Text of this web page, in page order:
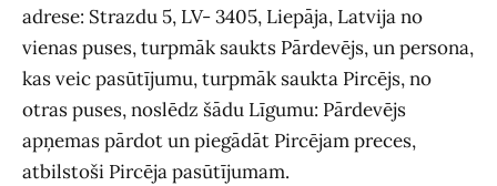
adrese: Strazdu 5, LV- 3405, Liepāja, Latvija no
vienas puses, turpmāk saukts Pārdevējs, un persona,
kas veic pasūtījumu, turpmāk saukta Pircējs, no
otras puses, noslēdz šādu Līgumu: Pārdevējs
apņemas pārdot un piegādāt Pircējam preces,
atbilstoši Pircēja pasūtījumam.